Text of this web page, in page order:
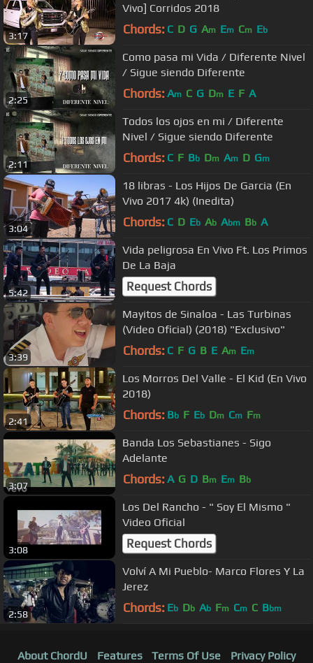
3:17
Vivo] Corridos 2018
Chords: C D G Am Em Cm Eb
2:25
Como pasa mi Vida / Diferente Nivel
/ Sigue siendo Diferente
Chords: Am C G Dm E F A
2:11
Todos los ojos en mi / Diferente
Nivel / Sigue siendo Diferente
Chords: C F Bb Dm Am D Gm
3:04
18 libras - Los Hijos De Garcia (En
Vivo 2017 4k) (Inedita)
Chords: C D Eb Ab Abm Bb A
5:42
Vida peligrosa En Vivo Ft. Los Primos
De La Baja
Request Chords
3:39
Mayitos de Sinaloa - Las Turbinas
(Video Oficial) (2018) "Exclusivo"
Chords: C F G B E Am Em
2:41
Los Morros Del Valle - El Kid (En Vivo
2018)
Chords: Bb F Eb Dm Cm Fm
3:07
Banda Los Sebastianes - Sigo
Adelante
Chords: A G D Bm Em Bb
3:08
Los Del Rancho - " Soy El Mismo "
Video Oficial
Request Chords
2:58
Volví A Mi Pueblo- Marco Flores Y La
Jerez
Chords: Eb Db Ab Fm Cm C Bbm
About ChordU Features Terms Of Use Privacy Policy